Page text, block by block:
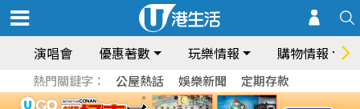
演唱會 優惠著數 玩樂情報 購物情報
熱門關鍵字： 公屋熱話 娛樂新聞 定期存款